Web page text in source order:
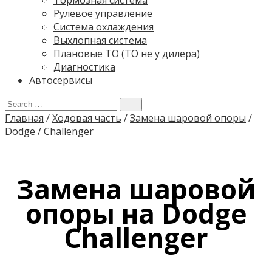
Рулевое управление
Система охлаждения
Выхлопная система
Плановые ТО (ТО не у дилера)
Диагностика
Автосервисы
Главная /Ходовая часть /Замена шаровой опоры /
Dodge /Challenger
Замена шаровой
опоры на Dodge
Challenger